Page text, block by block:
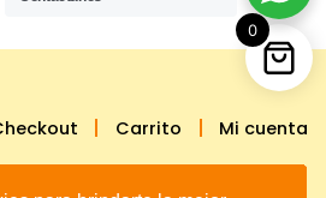
Carrito Mi cuenta
0